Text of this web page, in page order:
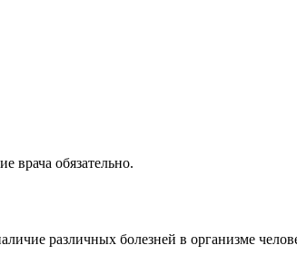
врача обязательно.
различных болезней в организме